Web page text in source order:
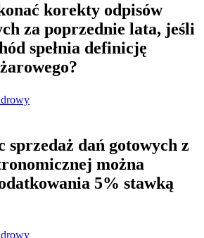
korekty odpisów
za poprzednie lata, jeśli
spełnia definicję
sprzedaż dań gotowych z
można
5% stawką